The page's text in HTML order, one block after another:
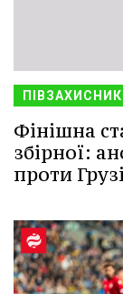
ПІВЗАХИСНИК
Фінішна
збірної:
проти